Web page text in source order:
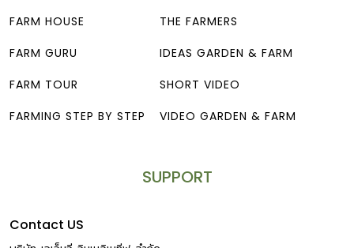
FARM HOUSE
FARM GURU
FARM TOUR
FARMING STEP BY STEP
THE FARMERS
IDEAS GARDEN & FARM
SHORT VIDEO
VIDEO GARDEN & FARM
SUPPORT
Contact US